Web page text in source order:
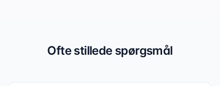
Ofte stillede spørgsmål